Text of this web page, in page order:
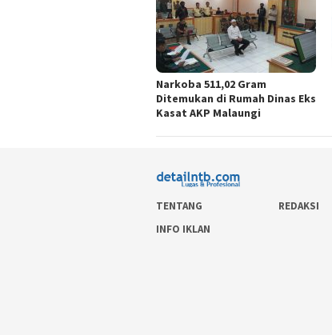
Narkoba 511,02 Gram
Ditemukan di Rumah Dinas Eks
Kasat AKP Malaungi
TENTANG REDAKSI
INFO IKLAN